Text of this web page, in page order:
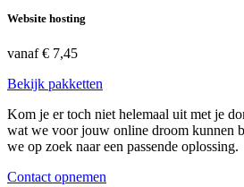
Website hosting
vanaf€ 7,45
Bekijk pakketten
Kom je er toch niet helemaal uit met je
wat we voor jouw online droom kunnen
we op zoek naar een passende oplossing.
Contact opnemen